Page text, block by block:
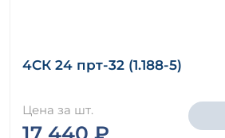
4СК 24 прт-32 (1.188-5)
Цена за шт.